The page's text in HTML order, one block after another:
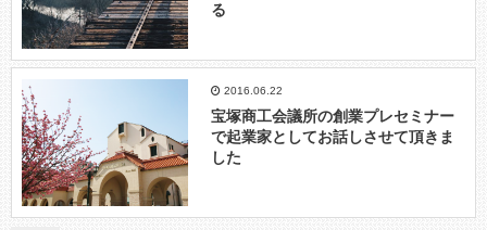
る
2016.06.22
宝塚商工会議所の創業プレセミナー
で起業家としてお話しさせて頂きま
した